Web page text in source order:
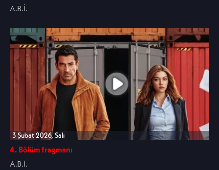
A.B.İ.
3 Şubat 2026, Salı
4. Bölüm fragmanı
A.B.İ.